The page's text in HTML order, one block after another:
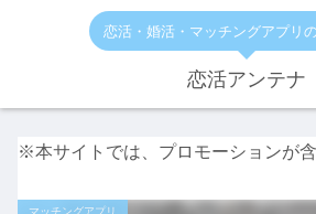
恋活・婚活・マッチングアプリ
恋活アンテナ
※本サイトでは、プロモーションが含
マッチングアプリ